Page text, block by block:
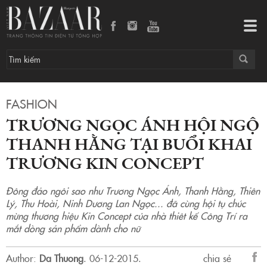
FASHION
TRƯƠNG NGỌC ÁNH HỘI NGỘ
THANH HẰNG TẠI BUỔI KHAI
TRƯƠNG KIN CONCEPT
Đông đảo ngôi sao như Trương Ngọc Ánh, Thanh Hằng, Thiên
Lý, Thu Hoài, Ninh Dương Lan Ngọc... đã cùng hội tụ chúc
mừng thương hiệu Kin Concept của nhà thiêt kế Công Trí ra
mắt dòng sản phẩm dành cho nữ
Author: Da Thuong. 06-12-2015.
chia sẻ